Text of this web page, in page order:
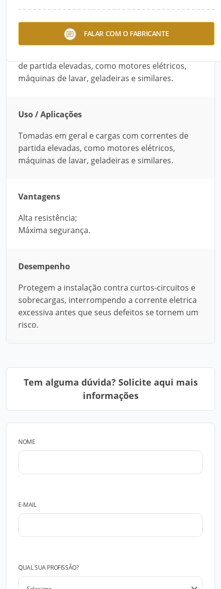
FALAR COM O FABRICANTE
antes que seus defeitos se tornem um risco. Os
modelos com curva C de disparo são indicados
de partida elevadas, como motores elétricos,
máquinas de lavar, geladeiras e similares.
Uso / Aplicações
Tomadas em geral e cargas com correntes de
partida elevadas, como motores elétricos,
máquinas de lavar, geladeiras e similares.
Vantagens
Alta resistência;
Máxima segurança.
Desempenho
Protegem a instalação contra curtos-circuitos e
sobrecargas, interrompendo a corrente eletrica
excessiva antes que seus defeitos se tornem um
risco.
Tem alguma dúvida? Solicite aqui mais
informações
NOME
E-MAIL
QUAL SUA PROFISSÃO?